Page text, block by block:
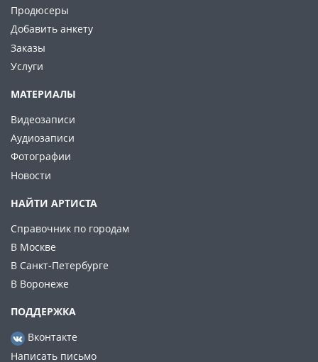
Продюсеры
Добавить анкету
Заказы
Услуги
МАТЕРИАЛЫ
Видеозаписи
Аудиозаписи
Фотографии
Новости
НАЙТИ АРТИСТА
Справочник по городам
В Москве
В Санкт-Петербурге
В Воронеже
ПОДДЕРЖКА
Вконтакте
Написать письмо